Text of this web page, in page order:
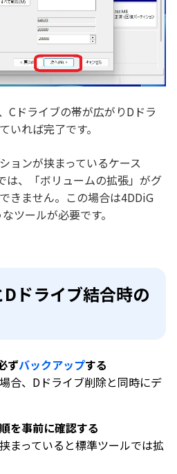
Cドライブの帯が広がりDドラ
いれば完了です。
ョンが挟まっているケース
は、「ボリュームの拡張」がグ
きません。この場合は4DDiG
ツールが必要です。
ドライブ結合時の
ずバックアップする
合、Dドライブ削除と同時にデ
を事前に確認する
まっていると標準ツールでは拡